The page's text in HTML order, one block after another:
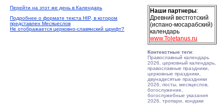
Перейти на этот же день в Календарь
Подробнее о формате текста HIP, в котором
представлен Месяцеслов
Не отображается церковно-славянский шрифт?
Наши партнеры:
Древний вестготский
(испано-мосарабский)
календарь
www.Toletanus.ru
Контекстные теги:
Православный календарь
2026, церковный календарь,
православные праздники,
церковные праздники,
двунадесятые праздники
2026, посты, месяцеслов,
богослужение,
богослужебные указания
2026, тропари, кондаки